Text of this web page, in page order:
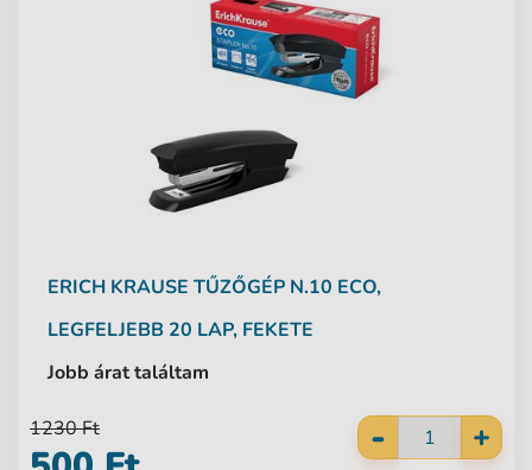
ERICH KRAUSE TŰZŐGÉP N.10 ECO,
LEGFELJEBB 20 LAP, FEKETE
Jobb árat találtam
- +
1230 Ft